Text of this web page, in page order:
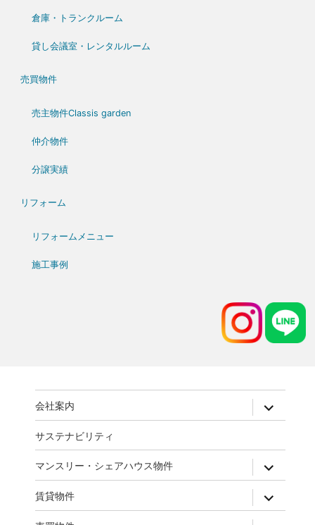
倉庫・トランクルーム
貸し会議室・レンタルルーム
売買物件
売主物件Classis garden
仲介物件
分譲実績
リフォーム
リフォームメニュー
施工事例
会社案内 expand
child
menu
サステナビリティ
マンスリー・シェアハウス物件 expand
child
menu
賃貸物件 expand
child
menu